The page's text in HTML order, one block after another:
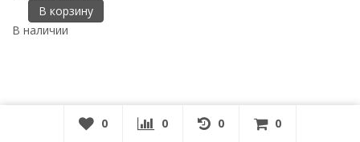
В корзину
В наличии
0 0 0 0